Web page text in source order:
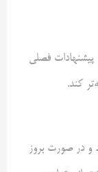
پیشنهادات فصلی
کند.
می‌دهد و در صورت بروز